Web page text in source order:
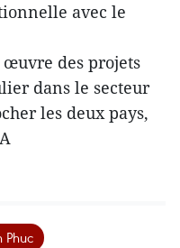
avec le
des projets
dans le secteur
les deux pays,
Phuc